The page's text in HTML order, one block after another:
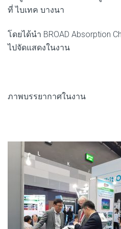
ที่ ไบเทค บางนา
โดยได้นำ BROAD Absorption
ไปจัดแสดงในงาน
ภาพบรรยากาศในงาน